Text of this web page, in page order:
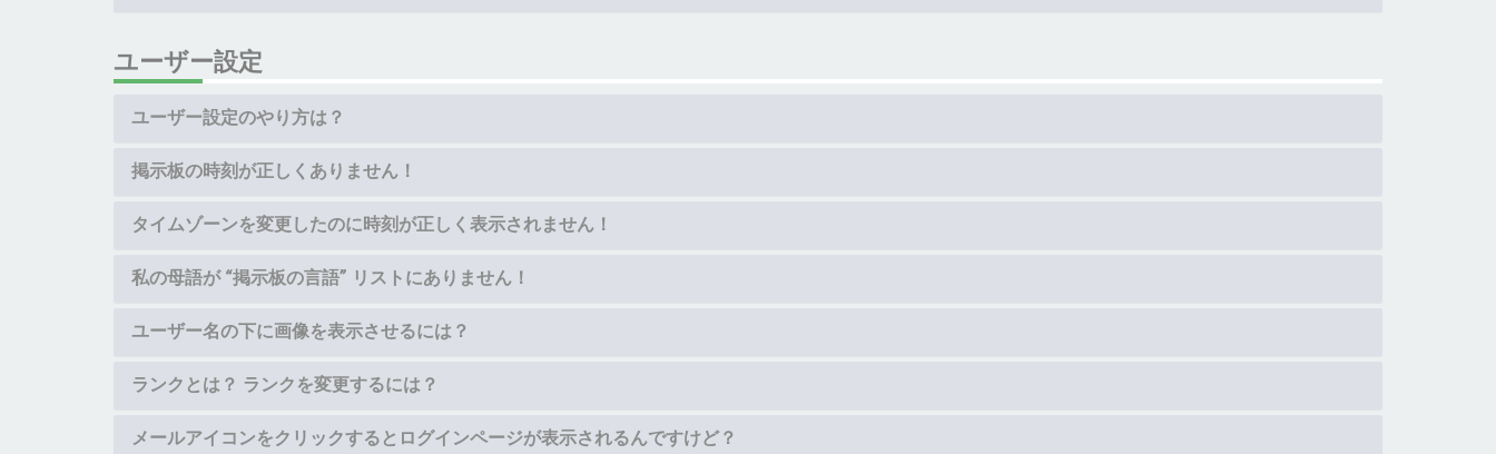
ユーザー設定
ユーザー設定のやり方は？
掲示板の時刻が正しくありません！
タイムゾーンを変更したのに時刻が正しく表示されません！
私の母語が “掲示板の言語” リストにありません！
ユーザー名の下に画像を表示させるには？
ランクとは？ ランクを変更するには？
メールアイコンをクリックするとログインページが表示されるんですけど？